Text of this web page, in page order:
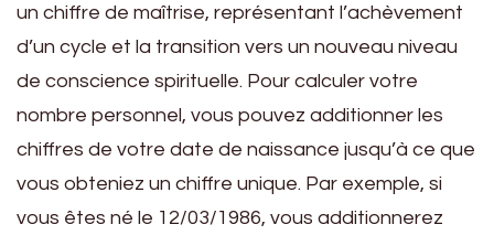
un chiffre de maîtrise, représentant l’achèvement
d’un cycle et la transition vers un nouveau niveau
de conscience spirituelle. Pour calculer votre
nombre personnel, vous pouvez additionner les
chiffres de votre date de naissance jusqu’à ce que
vous obteniez un chiffre unique. Par exemple, si
vous êtes né le 12/03/1986, vous additionnerez